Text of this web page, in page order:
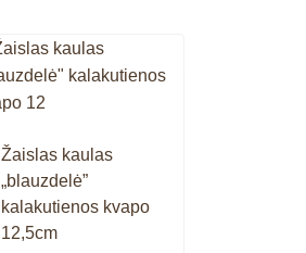
Žaislas kaulas
„blauzdelė”
kalakutienos kvapo
12,5cm